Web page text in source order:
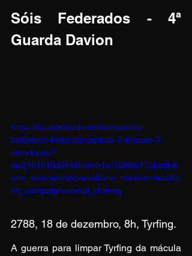
Sóis Federados - 4ª
Guarda Davion
https://soundcloud.com/campanha-
battletech-historias/capitulo-7-missao-7-
introducao?
si=2161016d04fd4e8eb1a70389a47cba8b&
utm_source=clipboard&utm_medium=text&u
tm_campaign=social_sharing
2788, 18 de dezembro, 8h, Tyrfing.
A guerra para limpar Tyrfing da mácula